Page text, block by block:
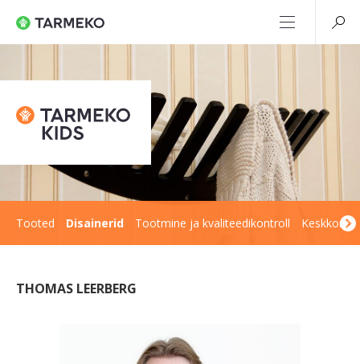
Tooted Disainerid Tootmine ja kvaliteedikontroll Keskkond
THOMAS LEERBERG